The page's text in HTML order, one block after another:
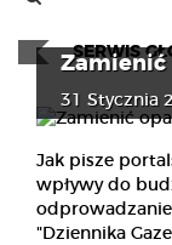
SERWIS
Zamienić
31 Stycznia
Jak pisze
wpływy do
"Dziennika